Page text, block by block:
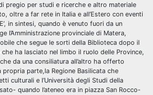
pregio per studi e ricerche e altro materiale
oltre a far rete in Italia e all’Estero con eventi
in sintesi, quando è venuto fuori da un
l’Amministrazione provinciale di Matera,
che segue le sorti della Biblioteca dopo il
che ha lasciato nel limbo il ruolo delle Province,
da una consiliatura all’altro ha offerto
parte,la Regione Basilicata che
culturali e l’Università degli Studi della
quando l’ateneo era in piazza San Rocco-